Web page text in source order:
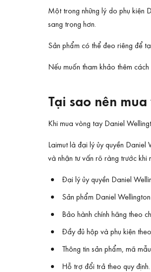
Một trong những lý do phụ kiện
sang trọng hơn.
Sản phẩm có thể đeo riêng để
Nếu muốn tham khảo thêm
Tại sao nên
Khi mua vòng tay Daniel
Laimut là đại lý ủy quyền
và nhận tư vấn rõ ràng trước khi
Đại lý ủy quyền Daniel
Sản phẩm Daniel
Bảo hành chính hãng theo
Đầy đủ hộp và phụ kiện
Thông tin sản phẩm, mã
Hỗ trợ đổi trả theo quy định.